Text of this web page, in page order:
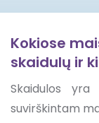
Kokiose
skaidulų ir
Skaidulos
suvirškintam